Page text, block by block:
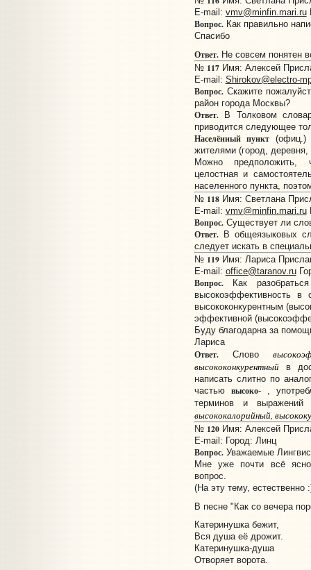
E-mail: vmv@minfin.mari.ru
Вопрос.Как правильно
Спасибо
Ответ.Не совсем понятен
№ 117Имя: Алексей
E-mail: Shirokov@electro-
Вопрос.Скажите
район города Москвы?
Ответ.В Толковом
приводится следующее
Населённый пункт(офиц.)
жителями (город, деревня,
Можно предположить,
целостная и
населенного пункта,
№ 118Имя: Светлана
E-mail: vmv@minfin.mari.ru
Вопрос.Существует ли
Ответ.В общеязыковых
следует искать в
№ 119Имя: Лариса
E-mail: office@taranov.ru
Вопрос.Как разобраться
высокоэффективность
высококонкурентным
эффективной
Буду благодарна за
Лариса
Ответ.Слово
высококонкурентныйв
написать слитно по
частью высоко- ,
терминов и выражений
высококалорийный,
№ 120Имя: Алексей
E-mail: Город: Линц
Вопрос.Уважаемые
Мне уже почти всё
вопрос.
(На эту тему, естественно
В песне "Как со вечера
Катеринушка бежит,
Вся душа её дрожит.
Катеринушка-душа
Отворяет ворота.